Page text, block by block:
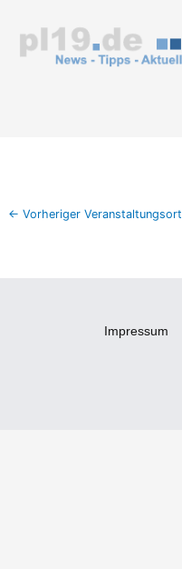
springen
← Vorheriger Veranstaltungsort
Impressum